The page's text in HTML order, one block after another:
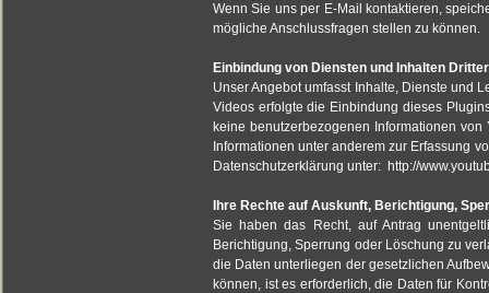
Wenn Sie uns per E-Mail kontaktieren,
mögliche Anschlussfragen stellen zu können.
Einbindung von Diensten und Inhalten Dritter
Unser Angebot umfasst Inhalte, Dienste und
Videos erfolgte die Einbindung dieses
keine benutzerbezogenen Informationen
Informationen unter anderem zur Erfassung
Datenschutzerklärung unter: http://
Ihre Rechte auf Auskunft, Berichtigung,
Sie haben das Recht, auf Antrag
Berichtigung, Sperrung oder Löschung zu
die Daten unterliegen der gesetzlichen
können, ist es erforderlich, die Daten für